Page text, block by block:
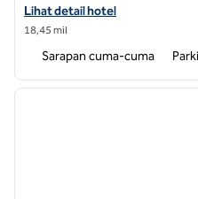
Lihat detail hotel untuk Home2
Lihat detail hotel
18,45 mil
Sarapan cuma-cuma
1 dari 12